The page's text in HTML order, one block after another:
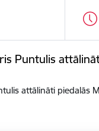
Puntulis
attālināti piedalās